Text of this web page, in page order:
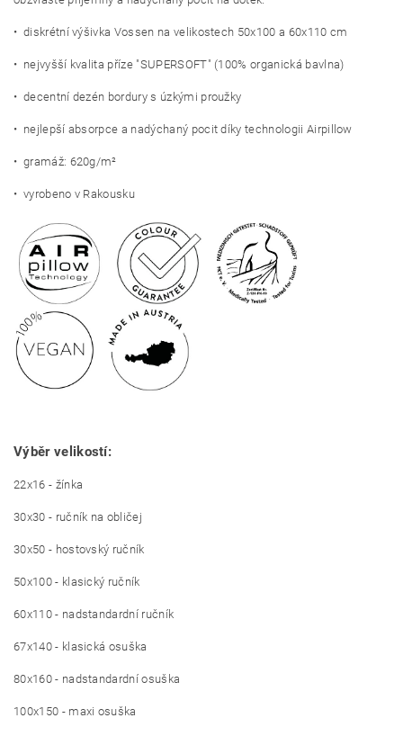
• diskrétní výšivka Vossen na velikostech 50x100 a 60x110 cm
• nejvyšší kvalita příze "SUPERSOFT" (100% organická bavlna)
• decentní dezén bordury s úzkými proužky
• nejlepší absorpce a nadýchaný pocit díky technologii Airpillow
• gramáž: 620g/m²
• vyrobeno v Rakousku
Výběr velikostí:
22x16 - žínka
30x30 - ručník na obličej
30x50 - hostovský ručník
50x100 - klasický ručník
60x110 - nadstandardní ručník
67x140 - klasická osuška
80x160 - nadstandardní osuška
100x150 - maxi osuška